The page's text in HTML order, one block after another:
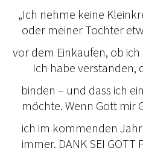
„Ich nehme keine
oder meiner Tochter
vor dem Einkaufen, ob
Ich habe verstanden,
binden – und dass ich
möchte. Wenn Gott mir
ich im kommenden
immer. DANK SEI GOTT